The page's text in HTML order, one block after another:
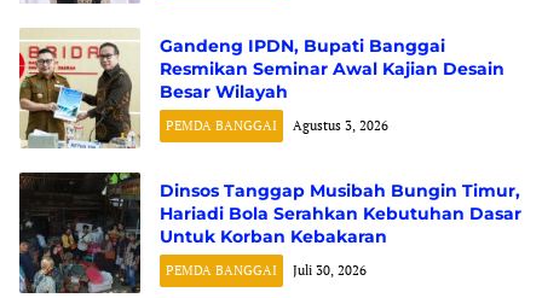
Gandeng IPDN, Bupati Banggai
Resmikan Seminar Awal Kajian Desain
Besar Wilayah
PEMDA BANGGAI Agustus 3, 2026
Dinsos Tanggap Musibah Bungin Timur,
Hariadi Bola Serahkan Kebutuhan Dasar
Untuk Korban Kebakaran
PEMDA BANGGAI Juli 30, 2026